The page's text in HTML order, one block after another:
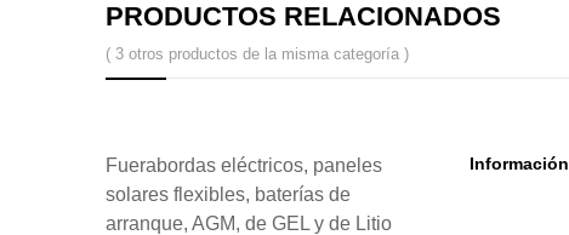
PRODUCTOS RELACIONADOS
( 3 otros productos de la misma categoría )
Fuerabordas eléctricos, paneles
solares flexibles, baterías de
arranque, AGM, de GEL y de Litio
Información